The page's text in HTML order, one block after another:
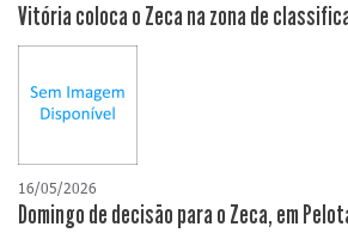
Vitória coloca o Zeca na zona de
16/05/2026
Domingo de decisão para o Zeca, em